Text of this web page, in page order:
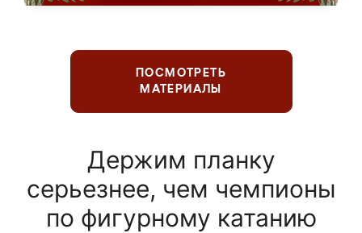
ПОСМОТРЕТЬ
МАТЕРИАЛЫ
Держим планку
серьезнее, чем чемпионы
по фигурному катанию